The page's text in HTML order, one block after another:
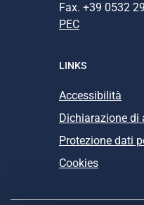
Fax. +39 0532
PEC
LINKS
Accessibilità
Dichiarazione di
Protezione dati
Cookies